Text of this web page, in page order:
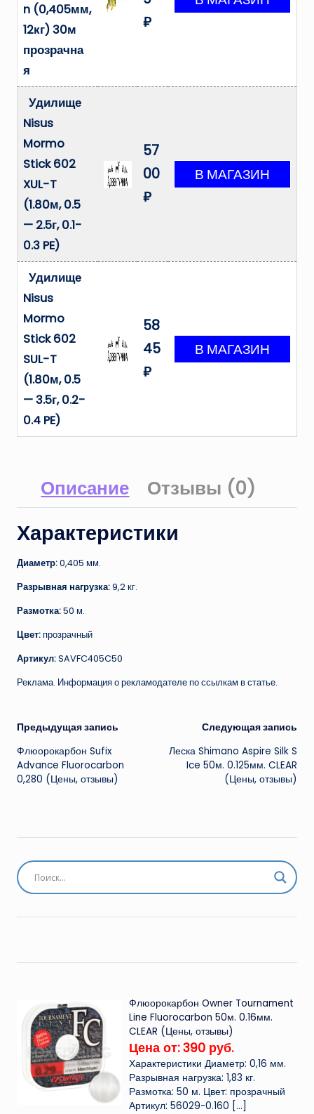
n (0,405мм,
12кг) 30м
прозрачна
я
₽
Удилище
Nisus
Mormo
Stick 602
XUL-T
(1.80м, 0.5
— 2.5г, 0.1-
0.3 PE)
57
00
₽
Удилище
Nisus
Mormo
Stick 602
SUL-T
(1.80м, 0.5
— 3.5г, 0.2-
0.4 PE)
58
45
₽
Описание Отзывы (0)
Характеристики
Диаметр:0,405 мм.
Разрывная нагрузка:9,2 кг.
Размотка:50 м.
Цвет:прозрачный
Артикул:SAVFC405C50
Реклама. Информация о рекламодателе по ссылкам в статье.
Навигация
записи
Предыдущая запись
Флюорокарбон Sufix
Advance Fluorocarbon
0,280 (Цены, отзывы)
Следующая запись
Леска Shimano Aspire Silk S
Ice 50м. 0.125мм. CLEAR
(Цены, отзывы)
Флюорокарбон Owner Tournament
Line Fluorocarbon 50м. 0.16мм.
CLEAR (Цены, отзывы)
Цена от: 390 руб.
Характеристики Диаметр: 0,16 мм.
Разрывная нагрузка: 1,83 кг.
Размотка: 50 м. Цвет: прозрачный
Артикул: 56029-0.160 […]